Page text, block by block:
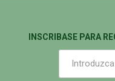
INSCRIBASE PARA